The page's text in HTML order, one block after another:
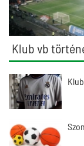
Klub vb